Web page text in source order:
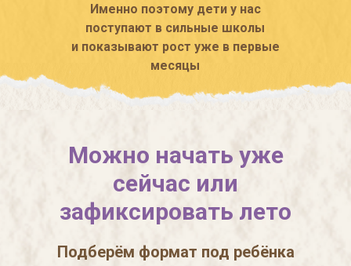
Именно поэтому дети у нас
поступают в сильные школы
и показывают рост уже в первые
месяцы
Можно начать уже
сейчас или
зафиксировать лето
Подберём формат под ребёнка